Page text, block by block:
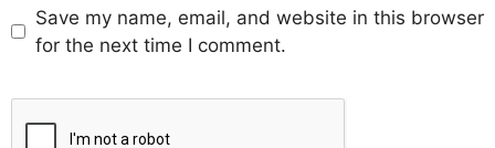
Save my name, email, and website in this browser
for the next time I comment.